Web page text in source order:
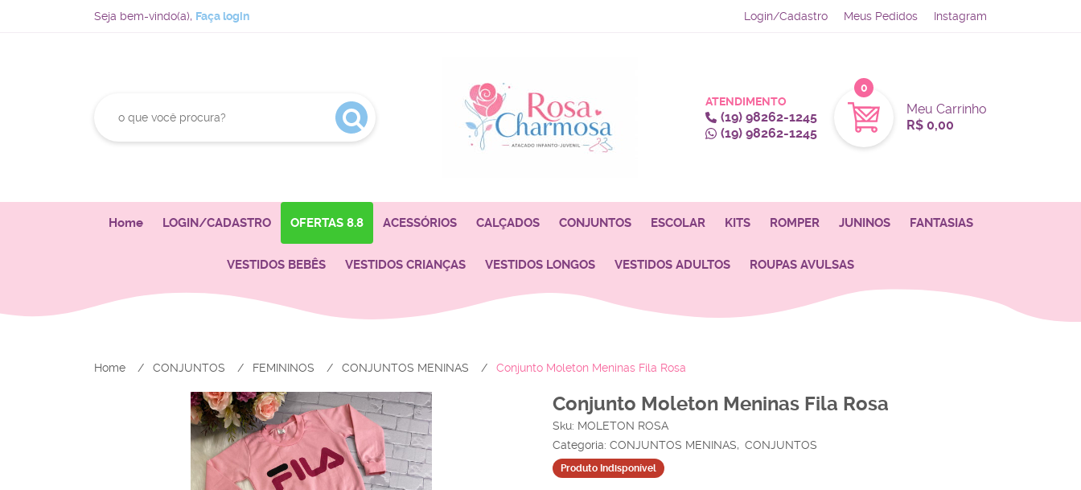
Seja bem-vindo(a), Faça login Login/Cadastro Meus Pedidos Instagram
ATENDIMENTO
(19)98262-1245
(19)98262-1245
Meu Carrinho
0
R$ 0,00
Home LOGIN/CADASTRO OFERTAS 8.8 ACESSÓRIOS CALÇADOS CONJUNTOS ESCOLAR KITS ROMPER JUNINOS FANTASIAS
VESTIDOS BEBÊS VESTIDOS CRIANÇAS VESTIDOS LONGOS VESTIDOS ADULTOS ROUPAS AVULSAS
Home CONJUNTOS FEMININOS CONJUNTOS MENINAS Conjunto Moleton Meninas Fila Rosa
Conjunto Moleton Meninas Fila Rosa
Sku: MOLETON ROSA
Categoria: CONJUNTOS MENINAS CONJUNTOS
Produto Indisponível